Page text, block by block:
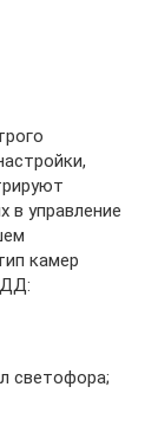
в управление
камер
светофора;